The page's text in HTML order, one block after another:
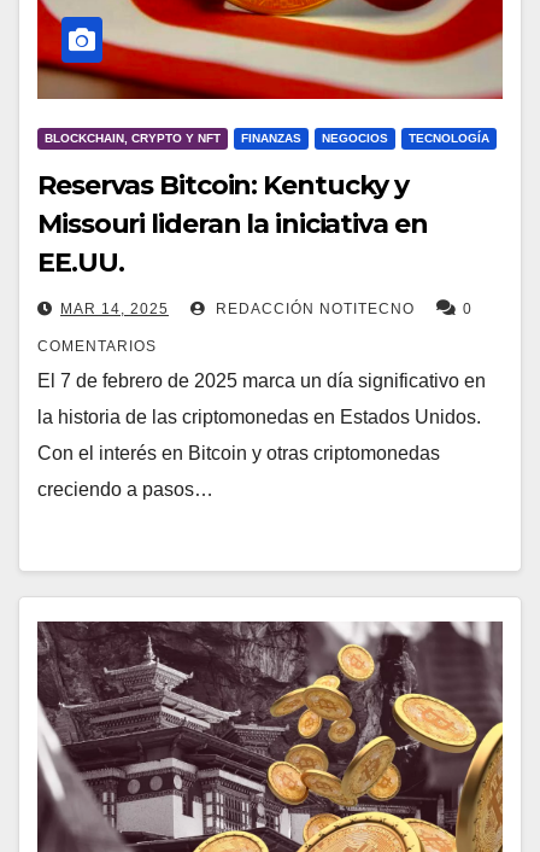
BLOCKCHAIN, CRYPTO Y NFT FINANZAS NEGOCIOS TECNOLOGÍA
Reservas Bitcoin: Kentucky y
Missouri lideran la iniciativa en
EE.UU.
MAR 14, 2025 REDACCIÓN NOTITECNO 0
COMENTARIOS
El 7 de febrero de 2025 marca un día significativo en
la historia de las criptomonedas en Estados Unidos.
Con el interés en Bitcoin y otras criptomonedas
creciendo a pasos…